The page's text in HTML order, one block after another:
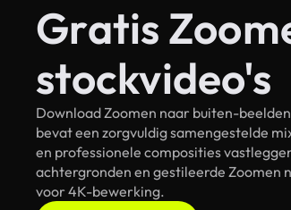
Gratis
stockvideo's
Download Zoomen naar buiten-
bevat een zorgvuldig samengestelde
en professionele composities
achtergronden en gestileerde Zoomen
voor 4K-bewerking.